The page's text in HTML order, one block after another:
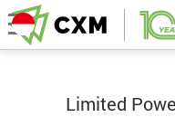
Limited